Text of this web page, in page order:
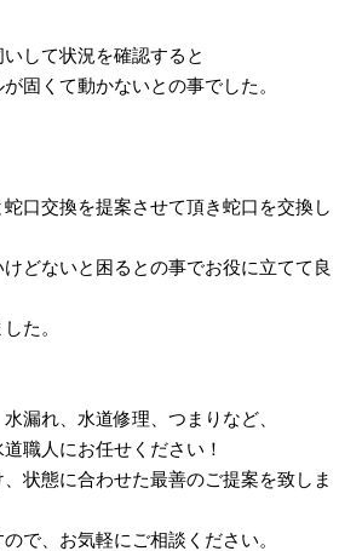
して状況を確認すると
固くて動かないとの事でした。
口交換を提案させて頂き蛇口を交換し
どないと困るとの事でお役に立てて良
た。
漏れ、水道修理、つまりなど、
職人にお任せください！
状態に合わせた最善のご提案を致しま
で、お気軽にご相談ください。